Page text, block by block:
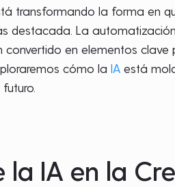
transformando la forma en
destacada. La
convertido en elementos
cómo laIA está
la IA en la